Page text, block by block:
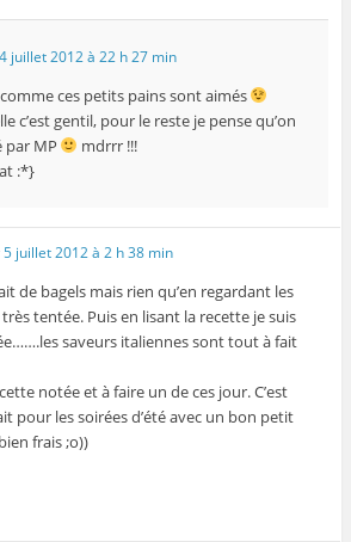
4 juillet 2012 à 22 h 27 min
ces petits pains sont aimés
c’est gentil, pour le reste je pense qu’on
par MP
mdrrr !!!
:*}
5 juillet 2012 à 2 h 38 min
de bagels mais rien qu’en regardant les
tentée. Puis en lisant la recette je suis
saveurs italiennes sont tout à fait
notée et à faire un de ces jour. C’est
pour les soirées d’été avec un bon petit
frais ;o))